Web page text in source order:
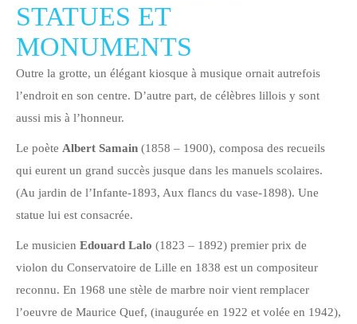
STATUES ET
MONUMENTS
Outre la grotte, un élégant kiosque à musique ornait autrefois
l’endroit en son centre. D’autre part, de célèbres lillois y sont
aussi mis à l’honneur.
Le poète Albert Samain (1858 – 1900), composa des recueils
qui eurent un grand succès jusque dans les manuels scolaires.
(Au jardin de l’Infante-1893, Aux flancs du vase-1898). Une
statue lui est consacrée.
Le musicien Edouard Lalo (1823 – 1892) premier prix de
violon du Conservatoire de Lille en 1838 est un compositeur
reconnu. En 1968 une stèle de marbre noir vient remplacer
l’oeuvre de Maurice Quef, (inaugurée en 1922 et volée en 1942),